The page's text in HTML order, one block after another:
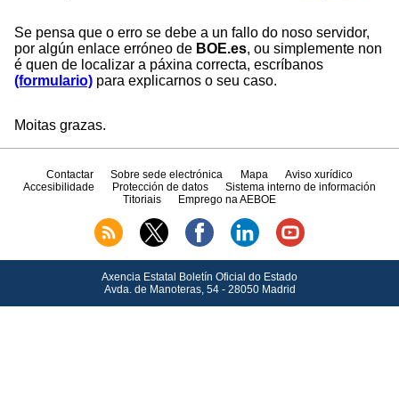
Se pensa que o erro se debe a un fallo do noso servidor,
por algún enlace erróneo de BOE.es, ou simplemente non
é quen de localizar a páxina correcta, escríbanos
(formulario) para explicarnos o seu caso.
Moitas grazas.
Contactar Sobre sede electrónica Mapa
Aviso xurídico
Accesibilidade
Protección de datos
Sistema interno de información
Titoriais
Emprego na AEBOE
Axencia Estatal Boletín Oficial do Estado
Avda.de Manoteras, 54 - 28050 Madrid